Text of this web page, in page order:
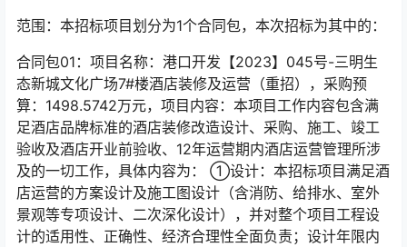
范围：本招标项目划分为1个合同包，本次招标为其中的：
合同包01：项目名称：港口开发【2023】045号-三明生
态新城文化广场7#楼酒店装修及运营（重招），采购预
算：1498.5742万元，项目内容：本项目工作内容包含满
足酒店品牌标准的酒店装修改造设计、采购、施工、竣工
验收及酒店开业前验收、12年运营期内酒店运营管理所涉
及的一切工作，具体内容为： ①设计：本招标项目满足酒
店运营的方案设计及施工图设计（含消防、给排水、室外
景观等专项设计、二次深化设计），并对整个项目工程设
计的适用性、正确性、经济合理性全面负责；设计年限内